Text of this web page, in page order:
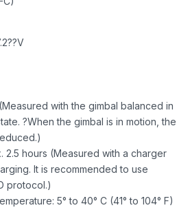
with the gimbal balanced in
?When the gimbal is in motion, the
2.5 hours (Measured with a charger
It is recommended to use
protocol.)
5° to 40° C (41° to 104° F)